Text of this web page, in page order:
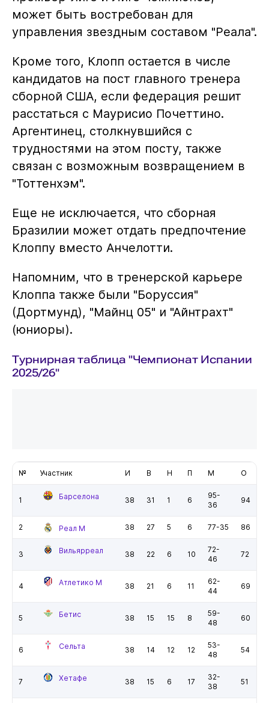
может быть востребован для
управления звездным составом "Реала".
Кроме того, Клопп остается в числе
кандидатов на пост главного тренера
сборной США, если федерация решит
расстаться с Маурисио Почеттино.
Аргентинец, столкнувшийся с
трудностями на этом посту, также
связан с возможным возвращением в
"Тоттенхэм".
Еще не исключается, что сборная
Бразилии может отдать предпочтение
Клоппу вместо Анчелотти.
Напомним, что в тренерской карьере
Клоппа также были "Боруссия"
(Дортмунд), "Майнц 05" и "Айнтрахт"
(юниоры).
Турнирная таблица "Чемпионат Испании
2025/26"
№ Участник И В Н П М О
1 Барселона 38 31 1 6
95-
36
94
2 Реал М 38 27 5 6 77-35 86
3 Вильярреал 38 22 6 10
72-
46
72
4 Атлетико М 38 21 6 11
62-
44
69
5 Бетис 38 15 15 8
59-
48
60
6 Сельта 38 14 12 12
53-
48
54
7 Хетафе 38 15 6 17
32-
38
51